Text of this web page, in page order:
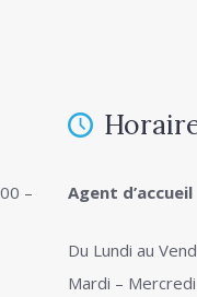
–
Agent d’accueil
Du Lundi au
Mardi –